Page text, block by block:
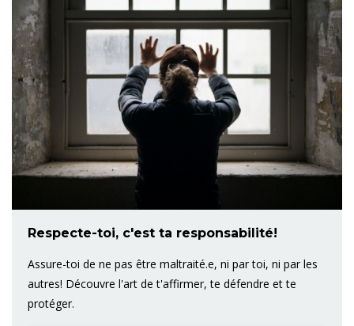
Respecte-toi, c'est ta responsabilité!
Assure-toi de ne pas être maltraité.e, ni par toi, ni par les
autres! Découvre l'art de t'affirmer, te défendre et te
protéger.